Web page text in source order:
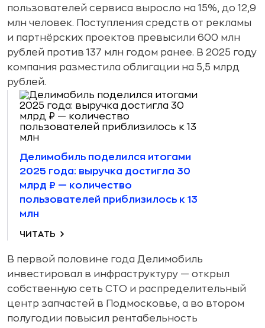
пользователей сервиса выросло на 15%, до 12,9
млн человек. Поступления средств от рекламы
и партнёрских проектов превысили 600 млн
рублей против 137 млн годом ранее. В 2025 году
компания разместила облигации на 5,5 млрд
рублей.
Делимобиль поделился итогами
2025 года: выручка достигла 30
млрд ₽ — количество
пользователей приблизилось к 13
млн
ЧИТАТЬ
В первой половине года Делимобиль
инвестировал в инфраструктуру — открыл
собственную сеть СТО и распределительный
центр запчастей в Подмосковье, а во втором
полугодии повысил рентабельность